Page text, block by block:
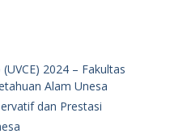
2024 – Fakultas
Alam Unesa
dan Prestasi